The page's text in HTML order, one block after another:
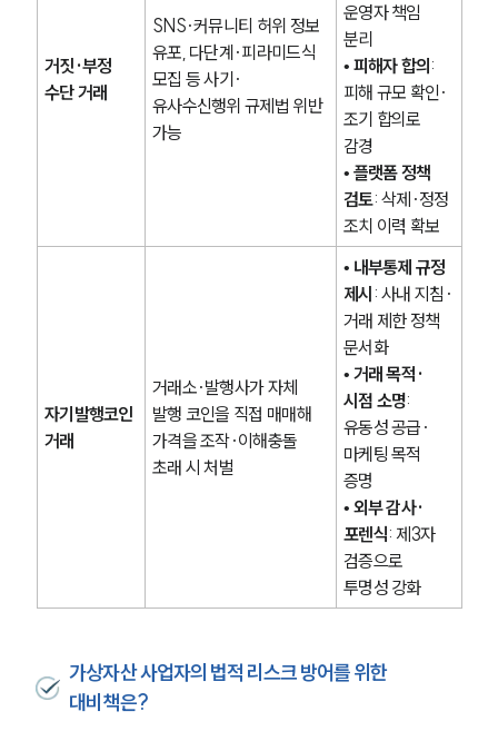
거짓·부정
수단 거래
SNS·커뮤니티 허위 정보
유포, 다단계·피라미드식
모집 등 사기·
유사수신행위 규제법 위반
가능
운영자 책임
분리
• 피해자 합의 :
피해 규모 확인·
조기 합의로
감경
• 플랫폼 정책
검토: 삭제·정정
조치 이력 확보
자기발행코인
거래
거래소·발행사가 자체
발행 코인을 직접 매매해
가격을 조작·이해충돌
초래 시 처벌
• 내부통제 규정
제시 : 사내 지침·
거래 제한 정책
문서화
• 거래 목적·
시점 소명:
유동성 공급·
마케팅 목적
증명
• 외부 감사·
포렌식: 제3자
검증으로
투명성 강화
가상자산 사업자의 법적 리스크 방어를 위한
대비책은?